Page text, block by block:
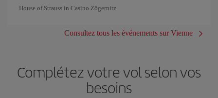
House of Strauss in Casino Zögernitz
Consultez tous les événements sur Vienne
Complétez votre vol selon vos
besoins